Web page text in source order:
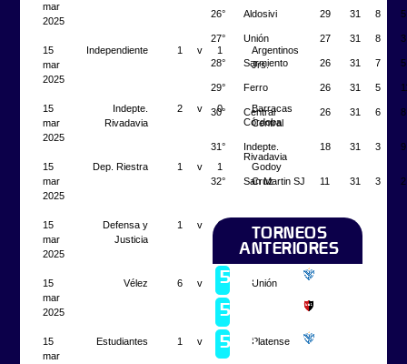
mar
2025
15
mar
2025
Independiente 1 v 1
Argentinos
Jrs.
15
mar
2025
Indepte.
Rivadavia
2 v 0
Barracas
Central
15
mar
2025
Dep. Riestra 1 v 1
Godoy
Cruz
15
mar
2025
Defensa y
Justicia
1 v 1 Racing
15
mar
2025
Vélez 6 v 0 Unión
15
mar
Estudiantes 1 v 0 Platense
26° Aldosivi 29 31 8 5
27° Unión 27 31 8 3
28° Sarmiento 26 31 7 5
29° Ferro 26 31 5
30°
Central
Córdoba
26 31 6 8
31°
Indepte.
Rivadavia
18 31 3 9
32° San Martin SJ 11 31 3 2
TORNEOS
ANTERIORES
5Campeón
2024
5Campeón
2023
5Campeón
2022